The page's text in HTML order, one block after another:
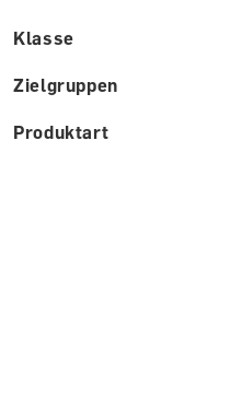
Klasse
Zielgruppen
Produktart